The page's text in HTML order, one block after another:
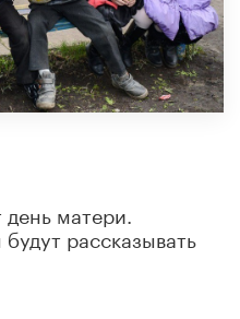
матери.
рассказывать